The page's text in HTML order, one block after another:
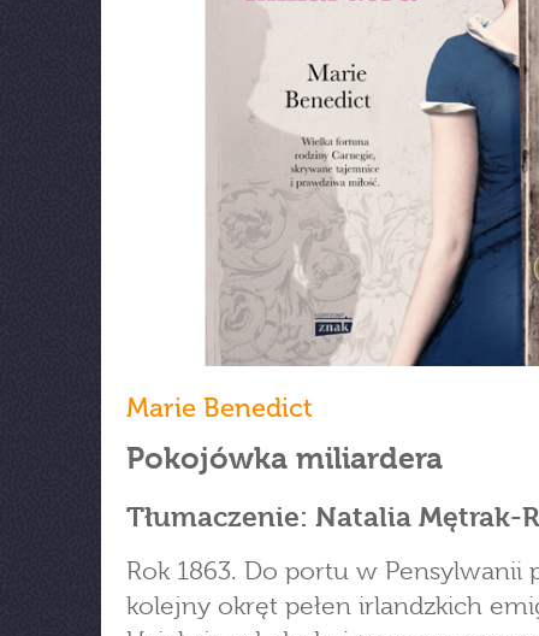
Marie Benedict
Pokojówka miliardera
Tłumaczenie: Natalia Mętrak-
Rok 1863. Do portu w Pensylwanii
kolejny okręt pełen irlandzkich